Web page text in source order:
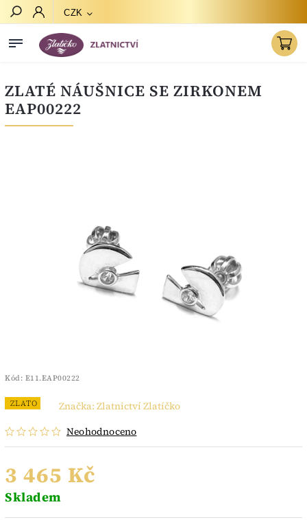
CZK
ZLATÉ NÁUŠNICE SE ZIRKONEM
EAP00222
Kód: E11.EAP00222
ZLATO
Neohodnoceno
Značka: Zlatnictví Zlatíčko
3 465 Kč
Skladem